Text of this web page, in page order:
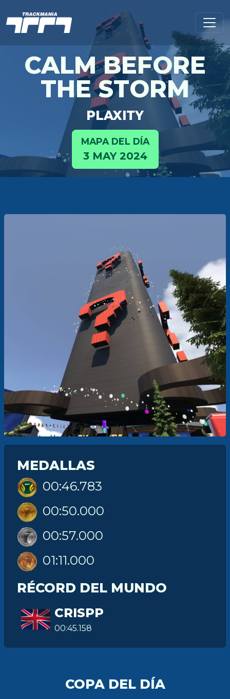
CALM BEFORE
THE STORM
PLAXITY
MAPA DEL DÍA
3 MAY 2024
MEDALLAS
00:46.783
00:50.000
00:57.000
01:11.000
RÉCORD DEL MUNDO
CRISPP
00:45.158
COPA DEL DÍA